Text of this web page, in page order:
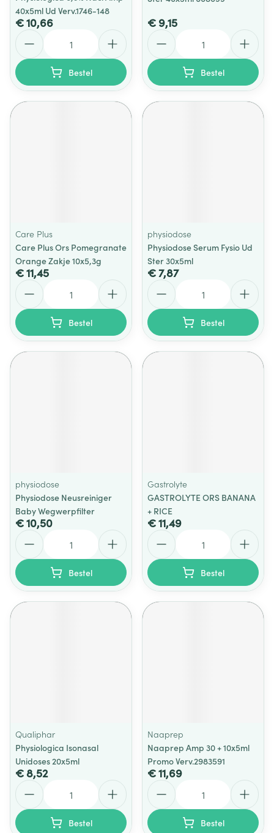
40x5ml Ud Verv.1746-148
€ 10,66
Bestel
€ 9,15
Bestel
Care Plus
Care Plus Ors Pomegranate
Orange Zakje 10x5,3g
€ 11,45
Bestel
physiodose
Physiodose Serum Fysio Ud
Ster 30x5ml
€ 7,87
Bestel
physiodose
Physiodose Neusreiniger
Baby Wegwerpfilter
€ 10,50
Bestel
Gastrolyte
GASTROLYTE ORS BANANA
+ RICE
€ 11,49
Bestel
Qualiphar
Physiologica Isonasal
Unidoses 20x5ml
€ 8,52
Bestel
Naaprep
Naaprep Amp 30 + 10x5ml
Promo Verv.2983591
€ 11,69
Bestel